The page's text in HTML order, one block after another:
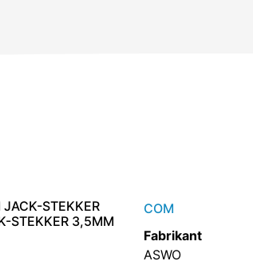
JACK-STEKKER
STEKKER 3,5MM
COM
Fabrikant
ASWO